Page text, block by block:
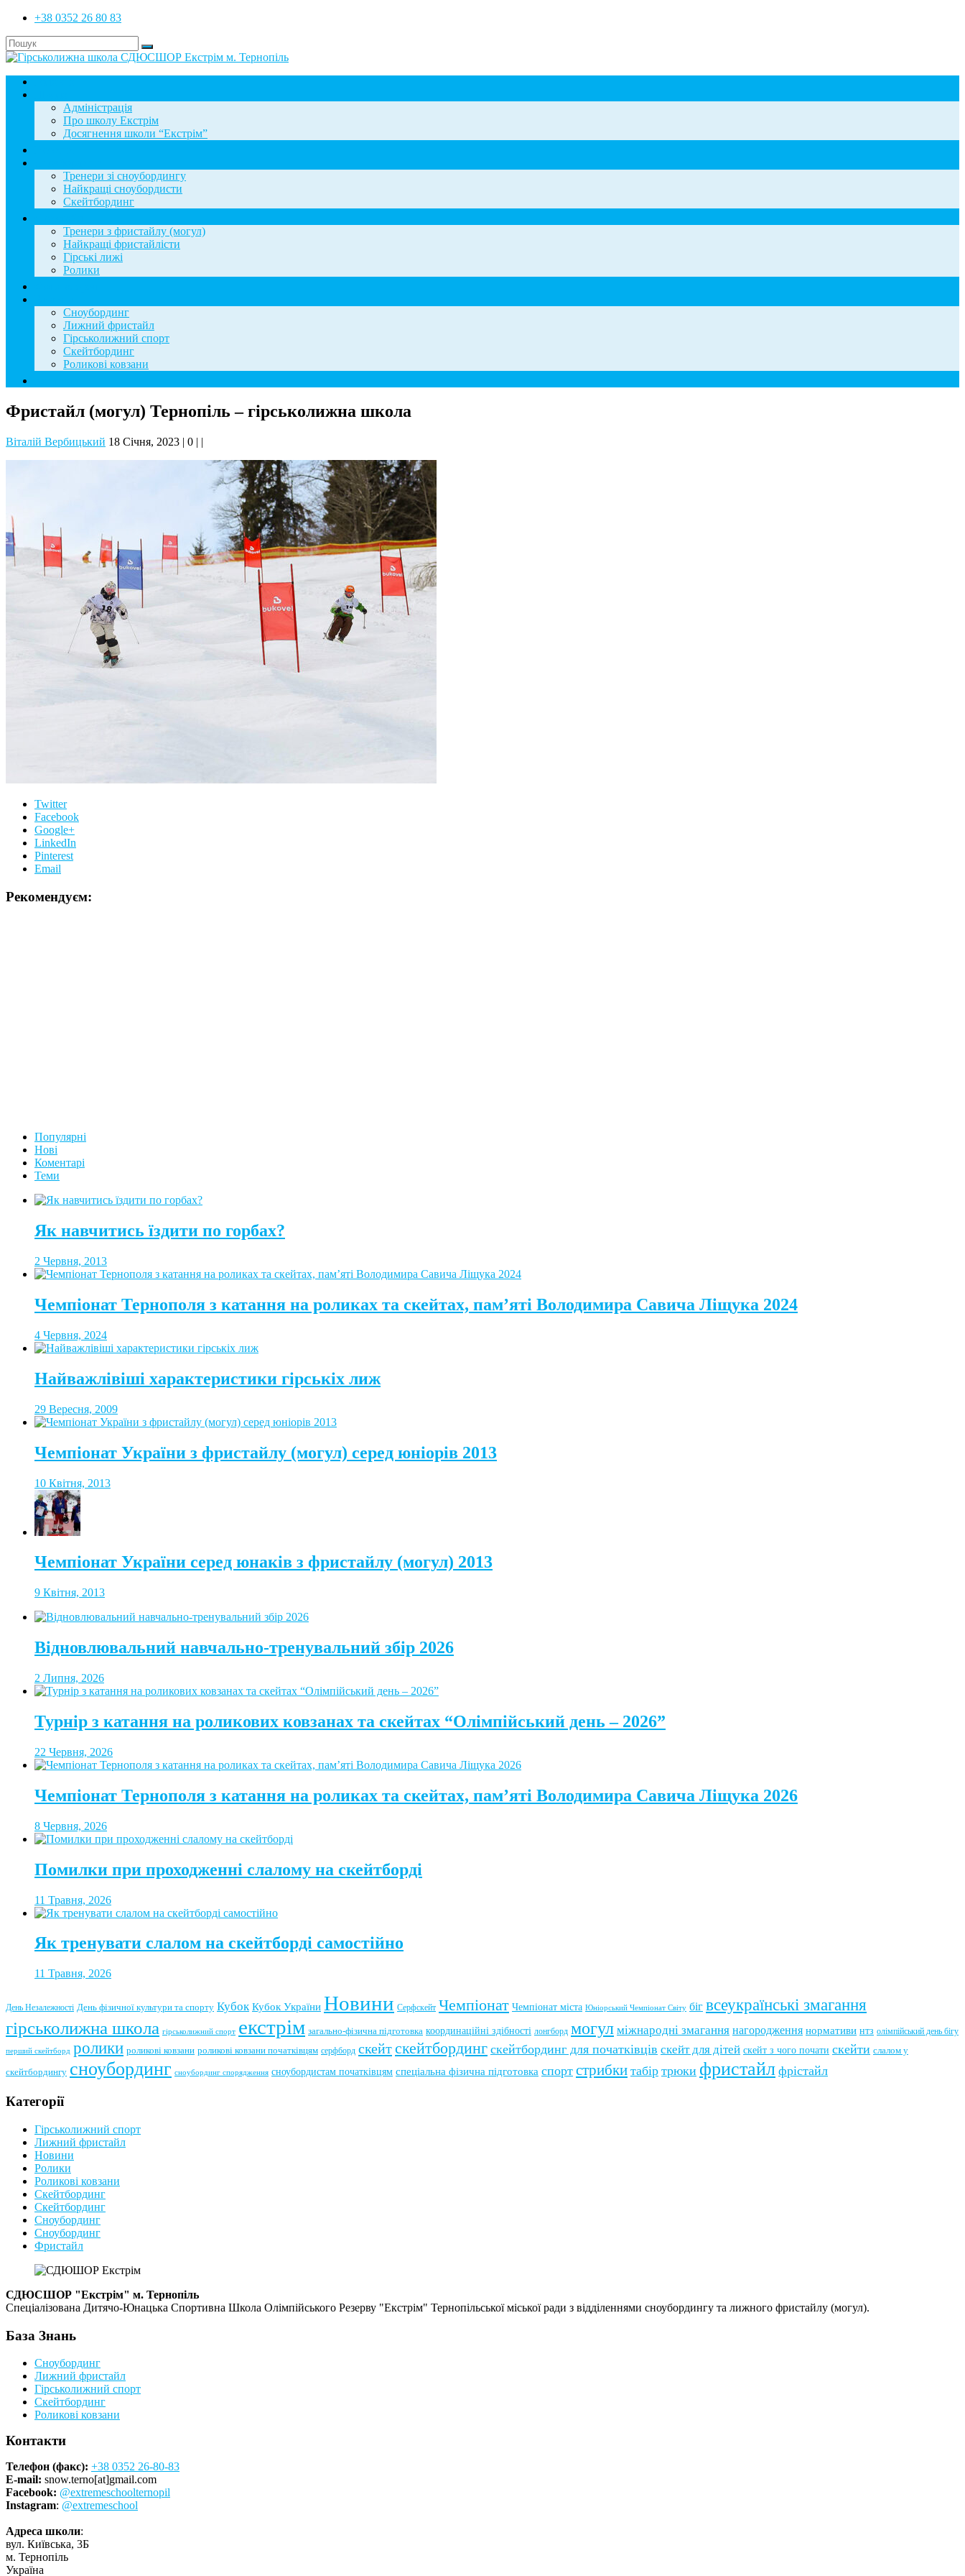
+38 0352 26 80 83
Адміністрація
Про школу Екстрім
Досягнення школи “Екстрім”
Тренери зі сноубордингу
Найкращі сноубордисти
Скейтбординг
Тренери з фристайлу (могул)
Найкращі фристайлісти
Гірські лижі
Ролики
Сноубординг
Лижний фристайл
Гірськолижний спорт
Скейтбординг
Роликові ковзани
Фристайл (могул) Тернопіль – гірськолижна школа
Віталій Вербицький 18 Січня, 2023 | 0 | |
Twitter
Facebook
Google+
LinkedIn
Pinterest
Email
Рекомендуєм:
Популярні
Нові
Коментарі
Теми
Як навчитись їздити по горбах?
2 Червня, 2013
Чемпіонат Тернополя з катання на роликах та скейтах, пам’яті Володимира Савича Ліщука 2024
4 Червня, 2024
Найважлівіші характеристики гірськіх лиж
29 Вересня, 2009
Чемпіонат України з фристайлу (могул) серед юніорів 2013
10 Квітня, 2013
Чемпіонат України серед юнаків з фристайлу (могул) 2013
9 Квітня, 2013
Відновлювальний навчально-тренувальний збір 2026
2 Липня, 2026
Турнір з катання на роликових ковзанах та скейтах “Олімпійський день – 2026”
22 Червня, 2026
Чемпіонат Тернополя з катання на роликах та скейтах, пам’яті Володимира Савича Ліщука 2026
8 Червня, 2026
Помилки при проходженні слалому на скейтборді
11 Травня, 2026
Як тренувати слалом на скейтборді самостійно
11 Травня, 2026
День Незалежності День фізичної культури та спорту Кубок Кубок України Новини Серфскейт Чемпіонат Чемпіонат міста Юніорський Чемпіонат Світу біг всеукраїнські змагання
гірськолижна школа гірськолижний спорт екстрім загально-фізична підготовка координаційні здібності лонгборд могул міжнародні змагання нагородження нормативи нтз олімпійський день бігу
перший скейтборд ролики роликові ковзани роликові ковзани початківцям серфборд скейтскейтбординг скейтбординг для початківців скейт для дітей скейт з чого почати скейти слалом у
скейтбордингу сноубординг сноубординг спорядження сноубордистам початківцям спеціальна фізична підготовка спорт стрибки табір трюки фристайл фрістайл
Категорії
Гірськолижний спорт
Лижний фристайл
Новини
Ролики
Роликові ковзани
Скейтбординг
Скейтбординг
Сноубординг
Сноубординг
Фристайл
СДЮСШОР "Екстрім" м. Тернопіль
Спеціалізована Дитячо-Юнацька Спортивна Школа Олімпійського Резерву "Екстрім" Тернопільської міської ради з відділеннями сноубордингу та лижного фристайлу (могул).
База Знань
Сноубординг
Лижний фристайл
Гірськолижний спорт
Скейтбординг
Роликові ковзани
Контакти
Телефон (факс): +38 0352 26-80-83
E-mail: snow.terno[at]gmail.com
Facebook: @extremeschoolternopil
Instagram: @extremeschool
Адреса школи:
вул. Київська, 3Б
м. Тернопіль
Україна